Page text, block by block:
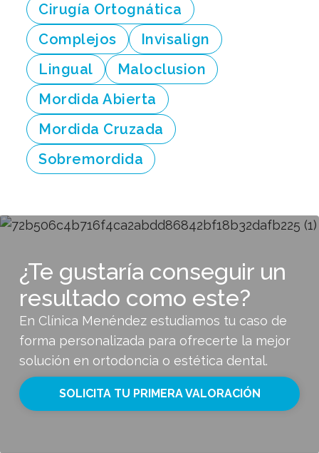
Cirugía Ortognática
Complejos
Invisalign
Lingual
Maloclusion
Mordida Abierta
Mordida Cruzada
Sobremordida
¿Te gustaría conseguir un
resultado como este?
En Clínica Menéndez estudiamos tu caso de
forma personalizada para ofrecerte la mejor
solución en ortodoncia o estética dental.
SOLICITA TU PRIMERA VALORACIÓN